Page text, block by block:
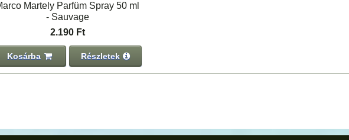
Martely Parfüm Spray 50 ml
- Sauvage
2.190 Ft
Kosárba Részletek